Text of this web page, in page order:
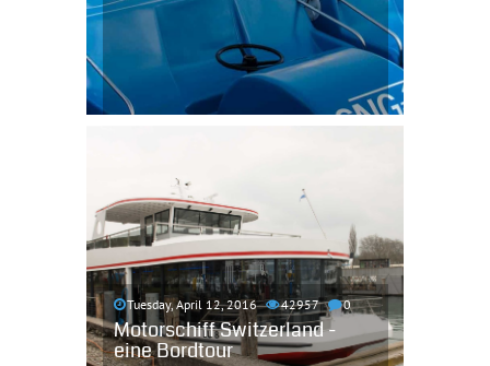
Tuesday, April 12, 2016 42957 0
Motorschiff Switzerland -
eine Bordtour